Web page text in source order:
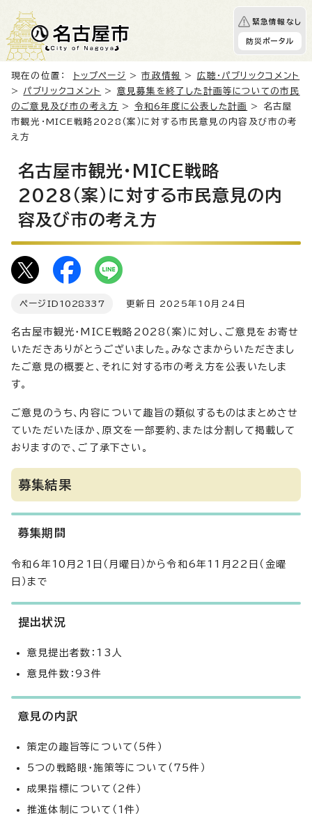
緊急情報なし
防災ポータル
現在の位置： トップページ >市政情報 > 広聴・パブリックコメント
> パブリックコメント > 意見募集を終了した計画等についての市民
のご意見及び市の考え方
> 令和6年度に公表した計画
> 名古屋
市観光・MICE戦略2028（案）に対する市民意見の内容及び市の考
え方
名古屋市観光・MICE戦略
2028（案）に対する市民意見の内
容及び市の考え方
ページID 1028337 更新日 2025年10月24日
名古屋市観光・MICE戦略2028（案）に対し、ご意見をお寄せ
いただきありがとうございました。みなさまからいただきまし
たご意見の概要と、それに対する市の考え方を公表いたしま
す。
ご意見のうち、内容について趣旨の類似するものはまとめさせ
ていただいたほか、原文を一部要約、または分割して掲載して
おりますので、ご了承下さい。
募集結果
募集期間
令和6年10月21日（月曜日）から令和6年11月22日（金曜
日）まで
提出状況
意見提出者数：13人
意見件数：93件
意見の内訳
策定の趣旨等について（5件）
5つの戦略眼・施策等について（75件）
成果指標について（2件）
推進体制について（1件）